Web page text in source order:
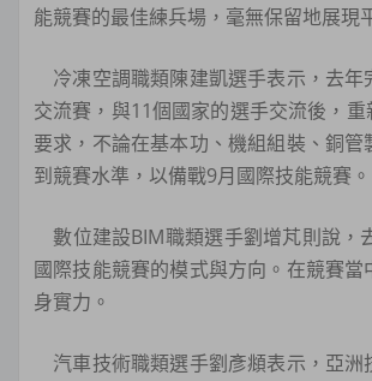
能競賽的最佳練兵場，毫無保留地展現
冷凍空調職類陳建凱選手表示，去年
交流賽，與11個國家的選手交流後，
要求，不論在基本功、機組組裝、銅
到競賽水準，以備戰9月國際技能競賽。
數位建設BIM職類選手劉增芃則說，
國際技能競賽的模式與方向。在競賽
身實力。
汽車技術職類選手劉彥頫表示，亞洲